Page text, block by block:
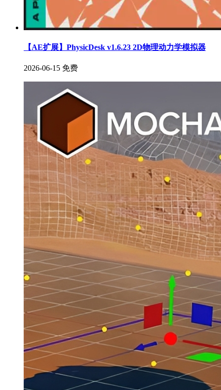
【AE扩展】PhysicDesk v1.6.23 2D物理动力学模拟器
2026-06-15 免费